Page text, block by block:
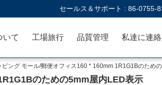
セールス＆サポート : 86-0755-
いて 工場旅行 品質管理
ピング モール/郵便オフィス160 * 160mm 1R1G1Bのため
のための5mm屋内LED表示